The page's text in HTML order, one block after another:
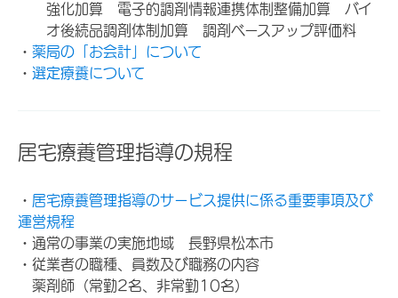
強化加算 電子的調剤情報連携体制整備加算 バイ
オ後続品調剤体制加算 調剤ベースアップ評価料
・ 薬局の「お会計」について
・ 選定療養について
居宅療養管理指導の規程
・ 居宅療養管理指導のサービス提供に係る重要事項及び
運営規程
・通常の事業の実施地域 長野県松本市
・従業者の職種、員数及び職務の内容
薬剤師（常勤2名、非常勤10名）